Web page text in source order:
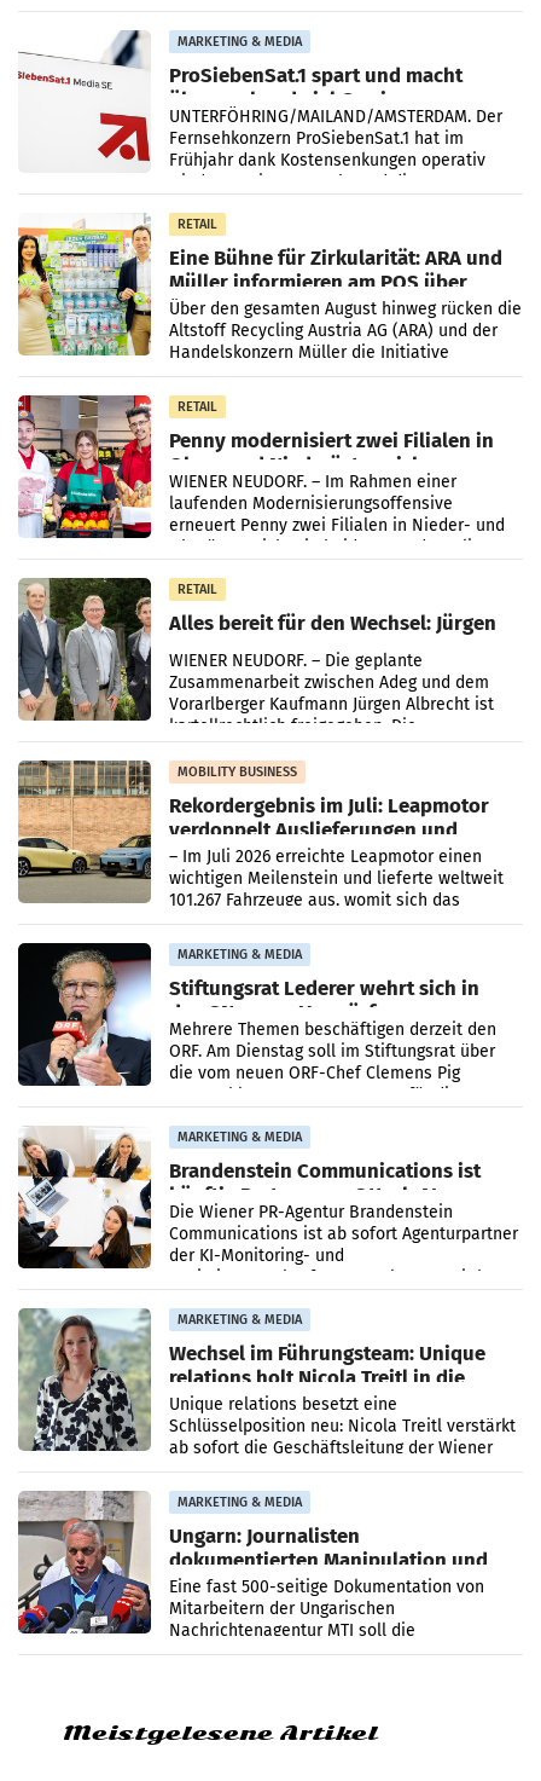
einem Plus von 3,8 Prozent gegenüber dem
Vergleichszeitraum
MARKETING & MEDIA
ProSiebenSat.1 spart und macht
überraschend viel Gewinn
UNTERFÖHRING/MAILAND/AMSTERDAM. Der
Fernsehkonzern ProSiebenSat.1 hat im
Frühjahr dank Kostensenkungen operativ
wieder Gewinn gemacht und die
RETAIL
Eine Bühne für Zirkularität: ARA und
Müller informieren am POS über
Kreislauffähigkeit
Über den gesamten August hinweg rücken die
Altstoff Recycling Austria AG (ARA) und der
Handelskonzern Müller die Initiative
„Kreislauf-Helden“ in allen österreichischen
Müller-Filialen
RETAIL
Penny modernisiert zwei Filialen in
Ober- und Niederösterreich
WIENER NEUDORF. – Im Rahmen einer
laufenden Modernisierungsoffensive
erneuert Penny zwei Filialen in Nieder- und
Oberösterreich. Die beiden Standorte liegen
RETAIL
Alles bereit für den Wechsel: Jürgen
Albrecht setzt ab 1.1.2027 auf Adeg
WIENER NEUDORF. – Die geplante
Zusammenarbeit zwischen Adeg und dem
Vorarlberger Kaufmann Jürgen Albrecht ist
kartellrechtlich freigegeben: Die
Bundeswettbewerbsbehörde und der
Bundeskartellanwalt
MOBILITY BUSINESS
Rekordergebnis im Juli: Leapmotor
verdoppelt Auslieferungen und
überschreitet die 100.000er-Marke
– Im Juli 2026 erreichte Leapmotor einen
wichtigen Meilenstein und lieferte weltweit
101.267 Fahrzeuge aus, womit sich das
Ergebnis gegenüber Juli 2025 mehr als
verdoppelte (+102
MARKETING & MEDIA
Stiftungsrat Lederer wehrt sich in
den SN gegen Vorwürfe
Mehrere Themen beschäftigen derzeit den
ORF. Am Dienstag soll im Stiftungsrat über
die vom neuen ORF-Chef Clemens Pig
vorgeschlagenen Besetzungen für die
MARKETING & MEDIA
Brandenstein Communications ist
künftig Partner von OtterlyAI
Die Wiener PR-Agentur Brandenstein
Communications ist ab sofort Agenturpartner
der KI-Monitoring- und
Optimierungsplattform OtterlyAI. Damit baut
MARKETING & MEDIA
Wechsel im Führungsteam: Unique
relations holt Nicola Treitl in die
Geschäftsleitung
Unique relations besetzt eine
Schlüsselposition neu: Nicola Treitl verstärkt
ab sofort die Geschäftsleitung der Wiener
PR-Agentur an der Seite von Josef Kalina und
Anna Kalina-Mahr.
MARKETING & MEDIA
Ungarn: Journalisten
dokumentierten Manipulation und
Zensur
Eine fast 500-seitige Dokumentation von
Mitarbeitern der Ungarischen
Nachrichtenagentur MTI soll die
systematische Nachrichten-Manipulation und
Meistgelesene Artikel